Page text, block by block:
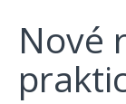
Nové